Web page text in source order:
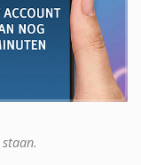
staan.